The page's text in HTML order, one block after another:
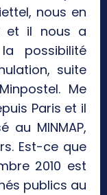
nous en
et il nous a
possibilité
suite
Me
Paris et il
au MINMAP,
Est-ce que
2010 est
publics au